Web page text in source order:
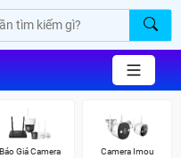
Báo Giá Camera
Camera Imou